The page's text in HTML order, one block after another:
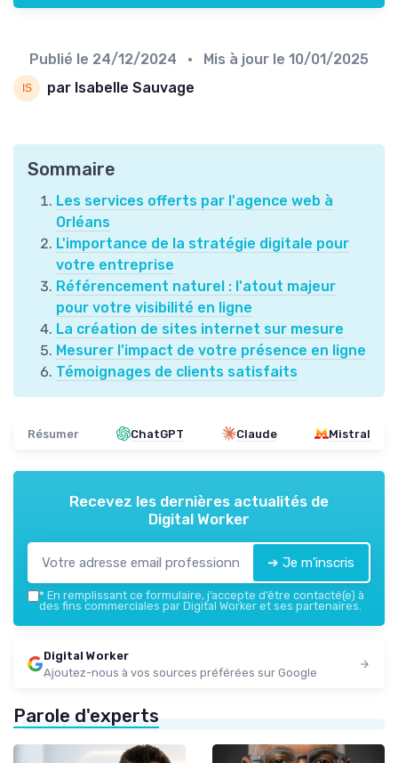
Publié le 24/12/2024 • Mis à jour le 10/01/2025
par Isabelle Sauvage
Sommaire
Les services offerts par l'agence web à
Orléans
L'importance de la stratégie digitale pour
votre entreprise
Référencement naturel : l'atout majeur
pour votre visibilité en ligne
La création de sites internet sur mesure
Mesurer l'impact de votre présence en ligne
Témoignages de clients satisfaits
Résumer ChatGPT Claude Mistral
Recevez les dernières actualités de
Digital Worker
➔ Je m'inscris
* En remplissant ce formulaire, j’accepte d’être contacté(e) à
des fins commerciales par Digital Worker et ses partenaires.
Digital Worker
Ajoutez-nous à vos sources préférées sur Google
Parole d'experts